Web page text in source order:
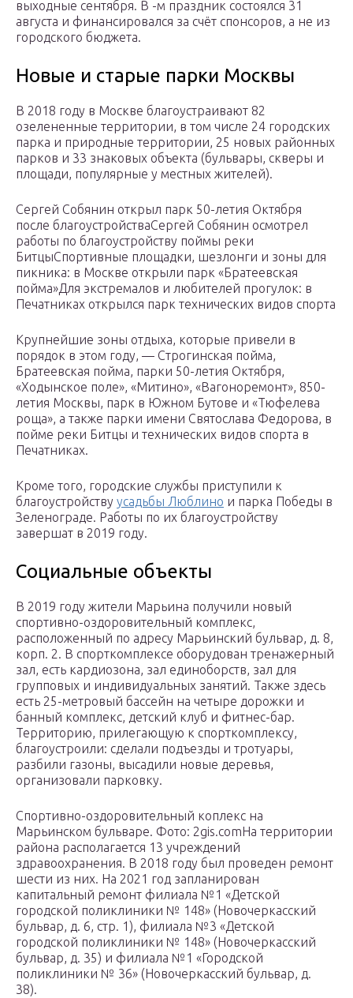
выходные сентября. В -м праздник состоялся 31
августа и финансировался за счёт спонсоров, а не из
городского бюджета.
Новые и старые парки Москвы
В 2018 году в Москве благоустраивают 82
озелененные территории, в том числе 24 городских
парка и природные территории, 25 новых районных
парков и 33 знаковых объекта (бульвары, скверы и
площади, популярные у местных жителей).
Сергей Собянин открыл парк 50-летия Октября
после благоустройстваСергей Собянин осмотрел
работы по благоустройству поймы реки
БитцыСпортивные площадки, шезлонги и зоны для
пикника: в Москве открыли парк «Братеевская
пойма»Для экстремалов и любителей прогулок: в
Печатниках открылся парк технических видов спорта
Крупнейшие зоны отдыха, которые привели в
порядок в этом году, — Строгинская пойма,
Братеевская пойма, парки 50-летия Октября,
«Ходынское поле», «Митино», «Вагоноремонт», 850-
летия Москвы, парк в Южном Бутове и «Тюфелева
роща», а также парки имени Святослава Федорова, в
пойме реки Битцы и технических видов спорта в
Печатниках.
Кроме того, городские службы приступили к
благоустройству усадьбы Люблино и парка Победы в
Зеленограде. Работы по их благоустройству
завершат в 2019 году.
Социальные объекты
В 2019 году жители Марьина получили новый
спортивно-оздоровительный комплекс,
расположенный по адресу Марьинский бульвар, д. 8,
корп. 2. В спорткомплексе оборудован тренажерный
зал, есть кардиозона, зал единоборств, зал для
групповых и индивидуальных занятий. Также здесь
есть 25-метровый бассейн на четыре дорожки и
банный комплекс, детский клуб и фитнес-бар.
Территорию, прилегающую к спорткомплексу,
благоустроили: сделали подъезды и тротуары,
разбили газоны, высадили новые деревья,
организовали парковку.
Спортивно-оздоровительный коплекс на
Марьинском бульваре. Фото: 2gis.comНа территории
района располагается 13 учреждений
здравоохранения. В 2018 году был проведен ремонт
шести из них. На 2021 год запланирован
капитальный ремонт филиала №1 «Детской
городской поликлиники № 148» (Новочеркасский
бульвар, д. 6, стр. 1), филиала №3 «Детской
городской поликлиники № 148» (Новочеркасский
бульвар, д. 35) и филиала №1 «Городской
поликлиники № 36» (Новочеркасский бульвар, д.
38).